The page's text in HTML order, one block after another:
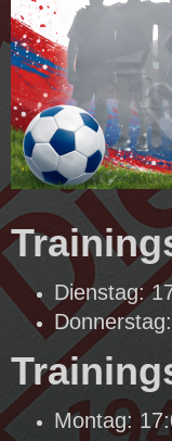
Dienstag:
Montag: